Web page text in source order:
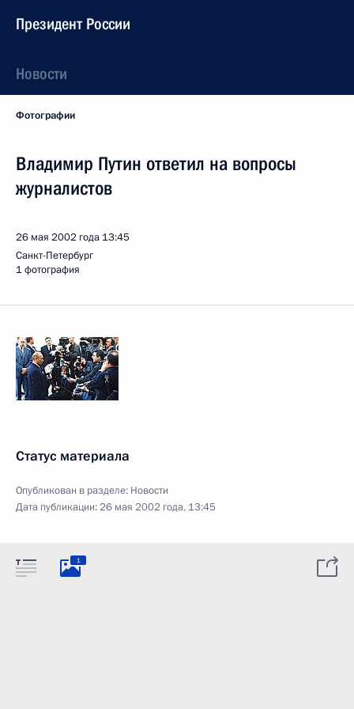
Президент России
Новости
Фотографии
Владимир Путин ответил на вопросы
журналистов
26 мая 2002 года 13:45
Санкт-Петербург
1 фотография
Статус материала
Опубликован в разделе: Новости
Дата публикации:26 мая 2002 года, 13:45
1